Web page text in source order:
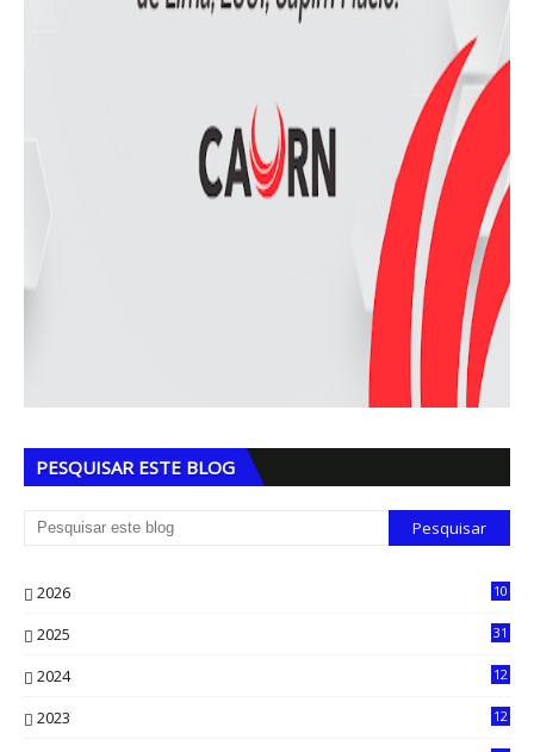
PESQUISAR ESTE BLOG
2026
10
2025
31
2024
12
2023
12